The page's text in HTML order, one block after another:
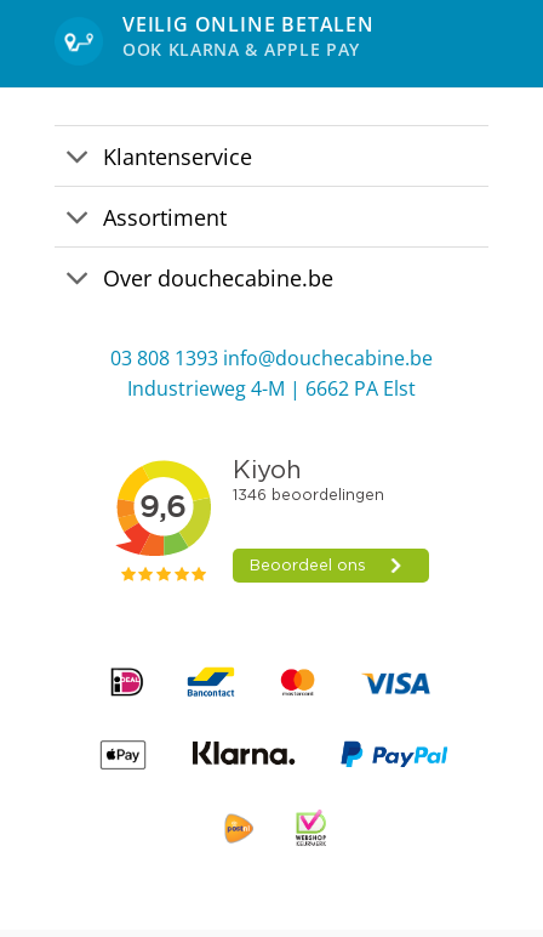
VEILIG ONLINE BETALEN
OOK KLARNA & APPLE PAY
Klantenservice
Assortiment
Over douchecabine.be
03 808 1393 info@douchecabine.be
Industrieweg 4-M | 6662 PA Elst